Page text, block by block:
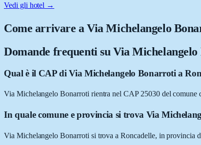
Vedi gli hotel →
Come arrivare aVia Michelangelo
Domande frequenti su Via
Qual è il CAP di Via Michelangelo Bonarroti a
Via Michelangelo Bonarroti rientra nel CAP 25030 del comune
In quale comune e provincia si trova Via
Via Michelangelo Bonarroti si trova a Roncadelle, in provincia